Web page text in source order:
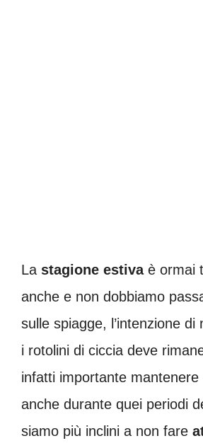
La stagione estivaè ormai
anche e non dobbiamo
sulle spiagge, l’intenzione
i rotolini di ciccia deve
infatti importante mantenere
anche durante quei periodi
siamo più inclini a non fare